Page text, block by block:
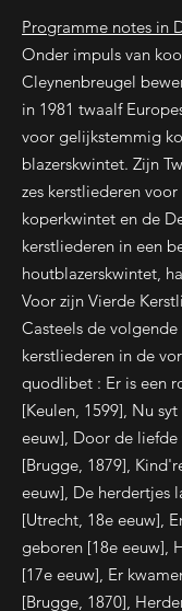
Programme notes in
Onder impuls van
Cleynenbreugel
in 1981 twaalf
voor gelijkstemmig
blazerskwintet. Zijn
zes kerstliederen
koperkwintet en de
kerstliederen in een
houtblazerskwintet,
Voor zijn Vierde
Casteels de
kerstliederen in de
quodlibet : Er is een
[Keulen, 1599], Nu
eeuw], Door de
[Brugge, 1879],
eeuw], De herdertjes
[Utrecht, 18e eeuw],
geboren [18e eeuw],
[17e eeuw], Er
[Brugge, 1870],